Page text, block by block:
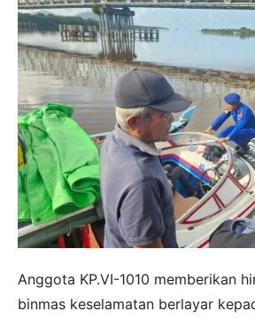
Anggota KP.VI-1010 memberikan
binmas keselamatan berlayar